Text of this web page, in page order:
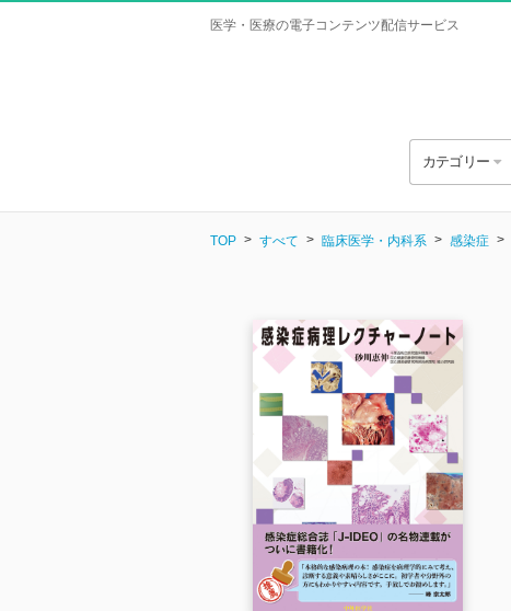
医学・医療の電子コンテンツ配信サービス
カテゴリー
TOP すべて 臨床医学・内科系 感染症